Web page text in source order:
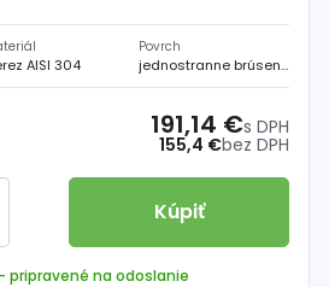
AISI 304
Povrch
jednostranne brúsený
155,4 €bez DPH
191,14 €s DPH
Kúpiť
- pripravené na odoslanie